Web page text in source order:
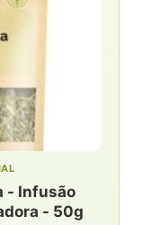
- Infusão
- 50g